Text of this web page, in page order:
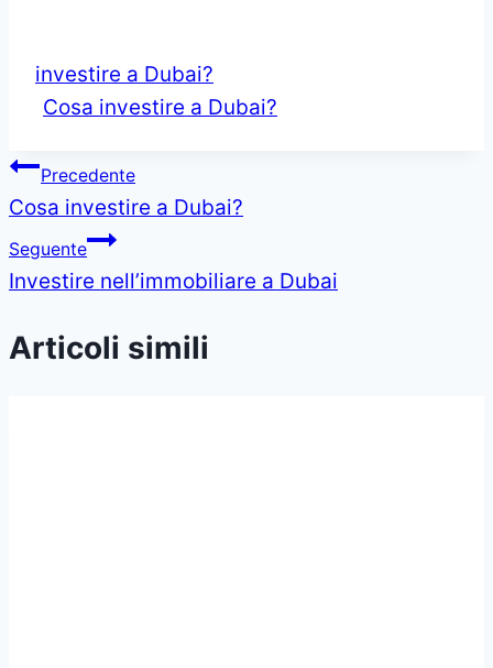
investire a Dubai?
Cosa investire a Dubai?
Navigazione
articoli
Precedente
Cosa investire a Dubai?
Seguente
Investire nell’immobiliare a Dubai
Articoli simili